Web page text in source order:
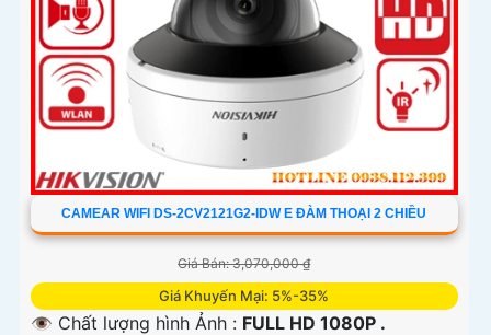
CAMEAR WIFI DS-2CV2121G2-IDW E ĐÀM THOẠI 2 CHIỀU
Giá Bán: 3,070,000 ₫
Giá Khuyến Mại: 5%-35%
👁 Chất lượng hình Ảnh : FULL HD 1080P .